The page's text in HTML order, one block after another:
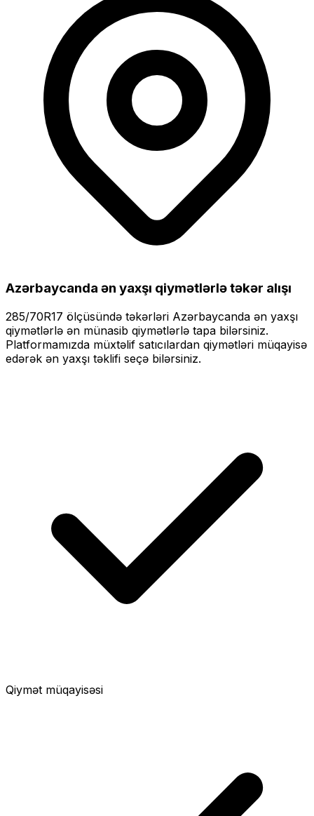
Azərbaycanda ən yaxşı qiymətlərlətəkər alışı
285/70R17 ölçüsündə təkərləri Azərbaycanda ən yaxşı
qiymətlərlə ən münasib qiymətlərlə tapa bilərsiniz.
Platformamızda müxtəlif satıcılardan qiymətləri müqayisə
edərək ən yaxşı təklifi seçə bilərsiniz.
Qiymət müqayisəsi